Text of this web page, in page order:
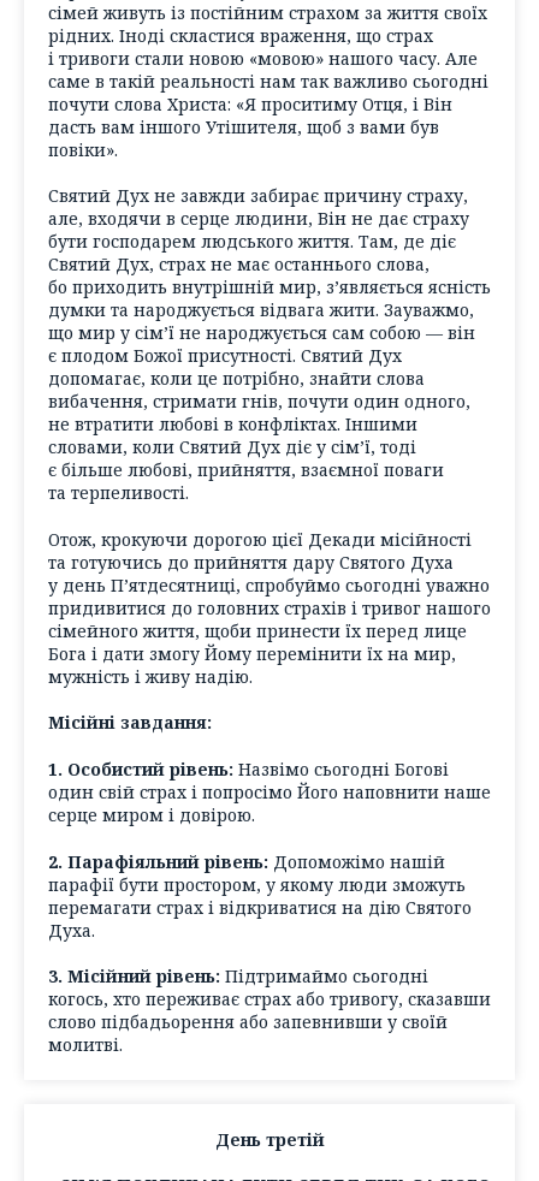
сімей живуть із постійним страхом за життя своїх
рідних. Іноді скластися враження, що страх
і тривоги стали новою «мовою» нашого часу. Але
саме в такій реальності нам так важливо сьогодні
почути слова Христа: «Я проситиму Отця, і Він
дасть вам іншого Утішителя, щоб з вами був
повіки».
Святий Дух не завжди забирає причину страху,
але, входячи в серце людини, Він не дає страху
бути господарем людського життя. Там, де діє
Святий Дух, страх не має останнього слова,
бо приходить внутрішній мир, з’являється ясність
думки та народжується відвага жити. Зауважмо,
що мир у сім’ї не народжується сам собою — він
є плодом Божої присутності. Святий Дух
допомагає, коли це потрібно, знайти слова
вибачення, стримати гнів, почути один одного,
не втратити любові в конфліктах. Іншими
словами, коли Святий Дух діє у сім’ї, тоді
є більше любові, прийняття, взаємної поваги
та терпеливості.
Отож, крокуючи дорогою цієї Декади місійності
та готуючись до прийняття дару Святого Духа
у день П’ятдесятниці, спробуймо сьогодні уважно
придивитися до головних страхів і тривог нашого
сімейного життя, щоби принести їх перед лице
Бога і дати змогу Йому перемінити їх на мир,
мужність і живу надію.
Місійні завдання:
1. Особистий рівень: Назвімо сьогодні Богові
один свій страх і попросімо Його наповнити наше
серце миром і довірою.
2. Парафіяльний рівень: Допоможімо нашій
парафії бути простором, у якому люди зможуть
перемагати страх і відкриватися на дію Святого
Духа.
3. Місійний рівень: Підтримаймо сьогодні
когось, хто переживає страх або тривогу, сказавши
слово підбадьорення або запевнивши у своїй
молитві.
День третій